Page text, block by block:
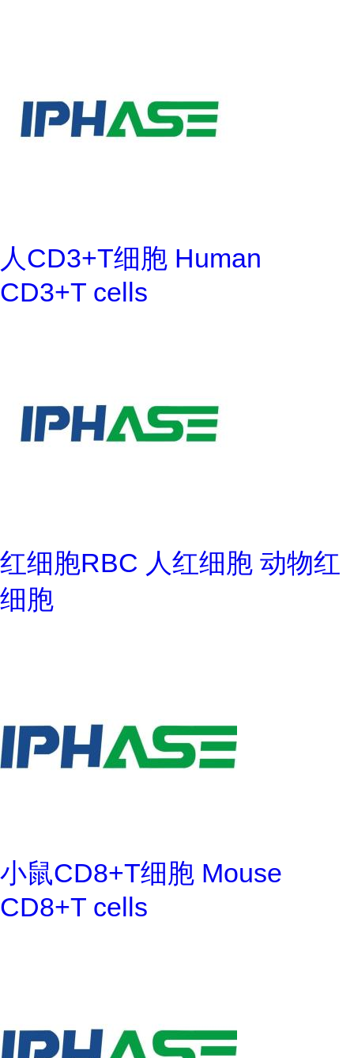
人CD3+T细胞 Human
CD3+T cells
红细胞RBC 人红细胞 动物红
细胞
小鼠CD8+T细胞 Mouse
CD8+T cells